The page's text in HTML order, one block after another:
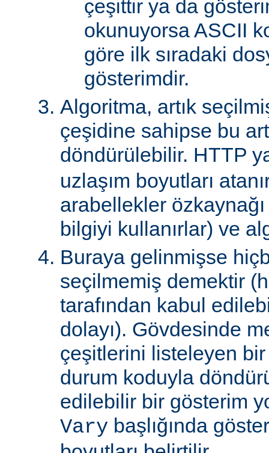
çeşittir ya da
okunuyorsa ASCII
göre ilk sıradaki
gösterimdir.
Algoritma, artık
çeşidine sahipse bu
döndürülebilir. HTTP
uzlaşım boyutları
arabellekler
bilgiyi kullanırlar) ve
Buraya gelinmişse
seçilmemiş demektir
tarafından kabul
dolayı). Gövdesinde
çeşitlerini listeleyen
durum koduyla
edilebilir bir gösterim
Vary başlığında